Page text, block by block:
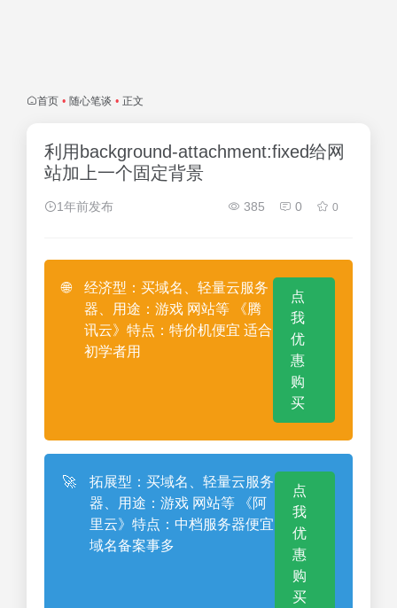
首页 • 随心笔谈 • 正文
利用background-attachment:fixed给网
站加上一个固定背景
1年前发布 385 0 0
🌐
经济型：买域名、轻量云服务
器、用途：游戏 网站等 《腾
讯云》特点：特价机便宜 适合
初学者用
点
我
优
惠
购
买
🚀
拓展型：买域名、轻量云服务
器、用途：游戏 网站等 《阿
里云》特点：中档服务器便宜
域名备案事多
点
我
优
惠
购
买